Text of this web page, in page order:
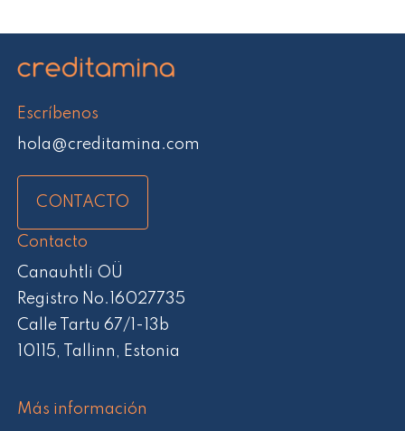
Escríbenos
hola@creditamina.com
CONTACTO
Contacto
Canauhtli OÜ
Registro No.16027735
Calle Tartu 67/1-13b
10115, Tallinn, Estonia
Más información